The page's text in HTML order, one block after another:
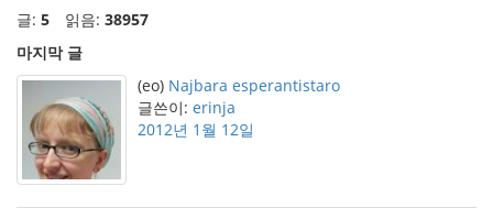
글: 5 읽음: 38957
마지막 글
(eo) Najbara esperantistaro
글쓴이: erinja
2012년 1월 12일